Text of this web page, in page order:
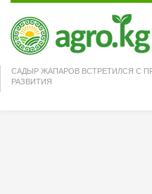
САДЫР ЖАПАРОВ ВСТРЕТИЛСЯ С
РАЗВИТИЯ